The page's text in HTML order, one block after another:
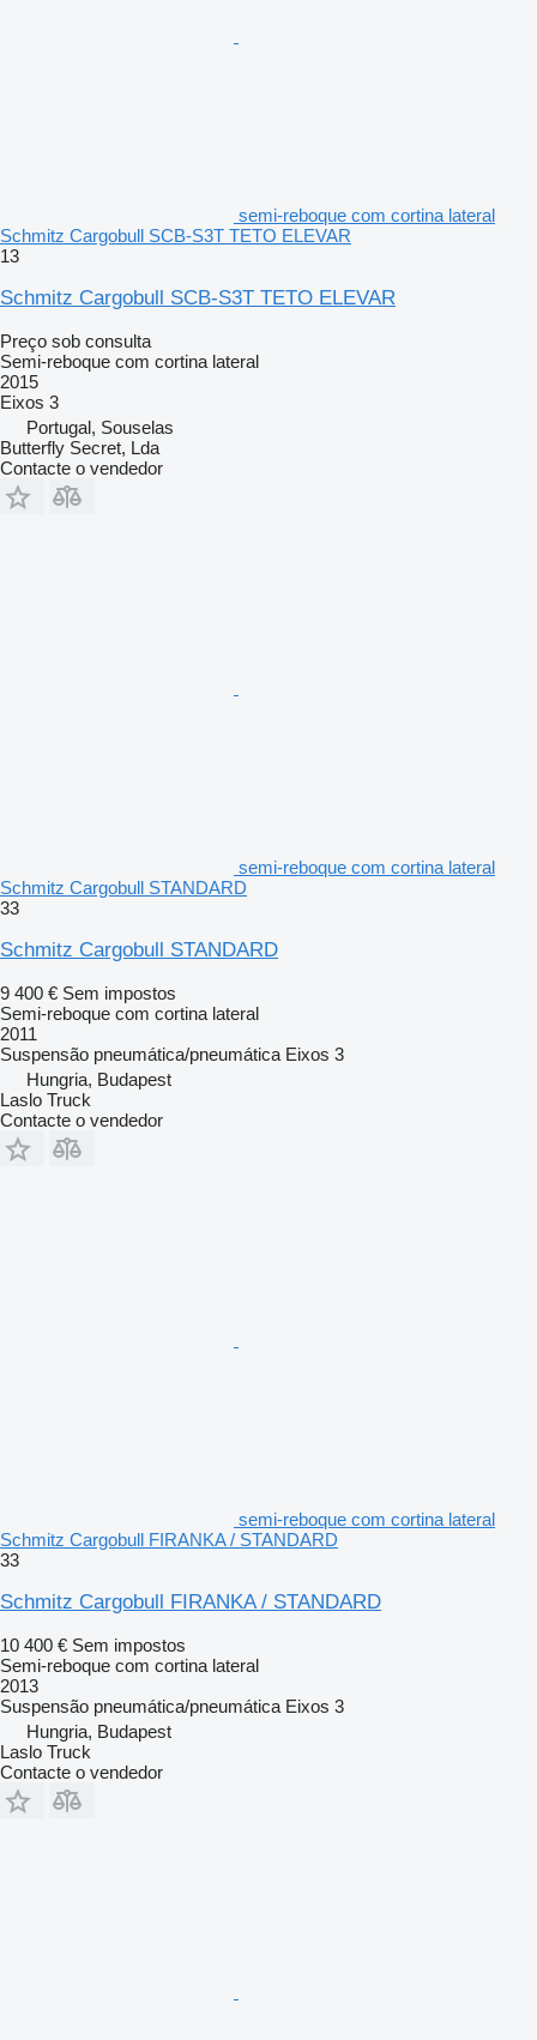
semi-reboque com cortina lateral
Schmitz Cargobull SCB-S3T TETO ELEVAR
13
Schmitz Cargobull SCB-S3T TETO ELEVAR
Preço sob consulta
Semi-reboque com cortina lateral
2015
Eixos 3
Portugal, Souselas
Butterfly Secret, Lda
Contacte o vendedor
semi-reboque com cortina lateral
Schmitz Cargobull STANDARD
33
Schmitz Cargobull STANDARD
9 400 € Sem impostos
Semi-reboque com cortina lateral
2011
Suspensão pneumática/pneumática Eixos 3
Hungria, Budapest
Laslo Truck
Contacte o vendedor
semi-reboque com cortina lateral
Schmitz Cargobull FIRANKA / STANDARD
33
Schmitz Cargobull FIRANKA / STANDARD
10 400 € Sem impostos
Semi-reboque com cortina lateral
2013
Suspensão pneumática/pneumática Eixos 3
Hungria, Budapest
Laslo Truck
Contacte o vendedor